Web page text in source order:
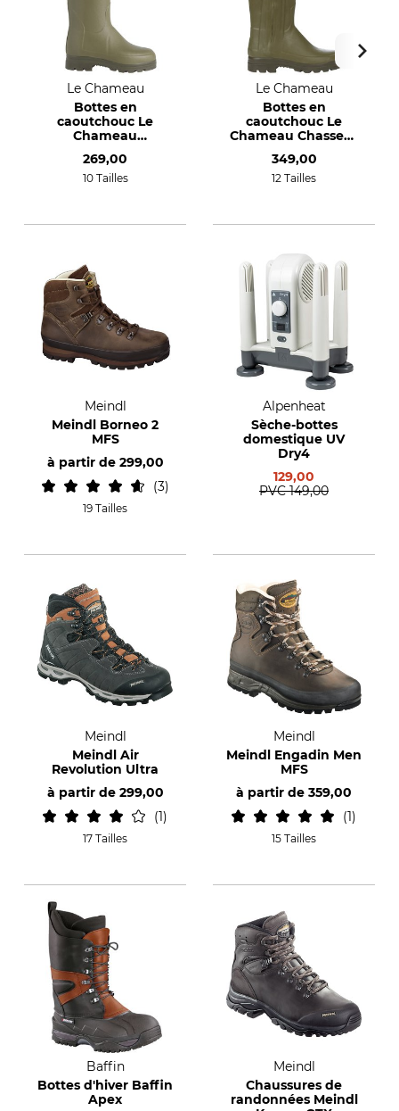
Le Chameau
Bottes en
caoutchouc Le
Chameau
269,00
10 Tailles
Le Chameau
Bottes en
caoutchouc Le
Chameau Chasseur
349,00
12 Tailles
Meindl
Meindl Borneo 2
MFS
à partir de 299,00
3
19 Tailles
Alpenheat
Sèche-bottes
domestique UV
Dry4
129,00
PVC 149,00
Meindl
Meindl Air
Revolution Ultra
à partir de 299,00
1
17 Tailles
Meindl
Meindl Engadin Men
MFS
à partir de 359,00
1
15 Tailles
Baffin
Bottes d'hiver Baffin
Apex
Meindl
Chaussures de
randonnées Meindl